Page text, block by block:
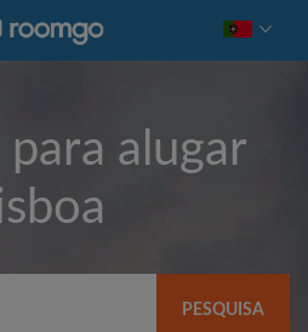
alugar
PESQUISA